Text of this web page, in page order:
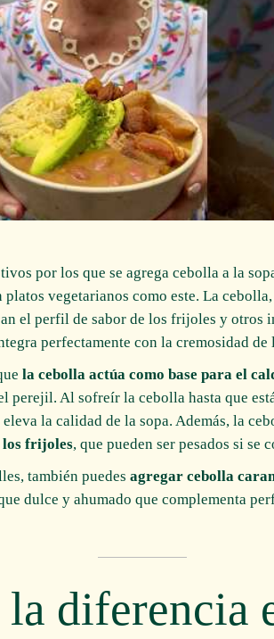
por los que se agrega cebolla a la
platos vegetarianos como este. La
el perfil de sabor de los frijoles y otros
perfectamente con la cremosidad
la cebolla actúa como base para el
perejil. Al sofreír la cebolla hasta que
eleva la calidad de la sopa. Además, la
los frijoles, que pueden ser pesados si se
también puedes agregar cebolla
dulce y ahumado que complementa
la diferencia